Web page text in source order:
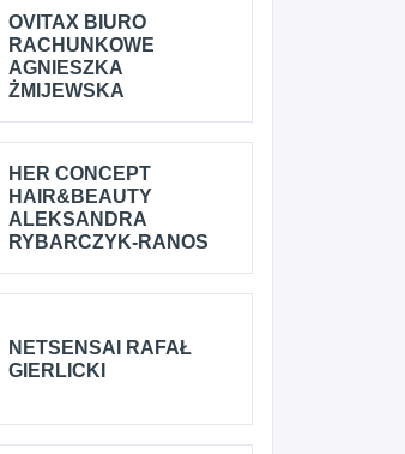
OVITAX BIURO
RACHUNKOWE
AGNIESZKA
ŻMIJEWSKA
HER CONCEPT
HAIR&BEAUTY
ALEKSANDRA
RYBARCZYK-RANOS
NETSENSAI RAFAŁ
GIERLICKI